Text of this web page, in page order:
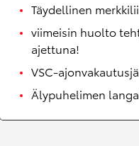
Täydellinen
viimeisin huolto
ajettuna!
VSC-
Älypuhelimen